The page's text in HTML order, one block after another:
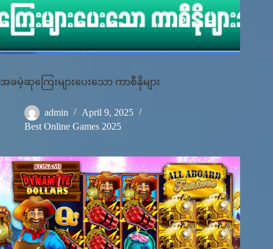
အခမဲ့ဆုကြေးများပေးသော ကာစီနိုများ
admin
April 9, 2025
Best Online Games 2025